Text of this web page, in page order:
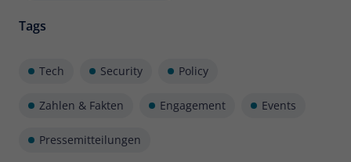
Tags
Tech Security Policy
Zahlen & Fakten Engagement Events
Pressemitteilungen